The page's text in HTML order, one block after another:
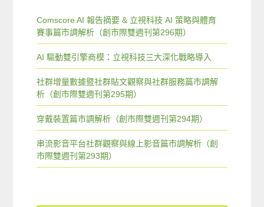
Comscore AI 報告摘要 & 立視科技 AI 策略與體育
賽事篇市調解析（創市際雙週刊第296期）
AI 驅動雙引擎商模：立視科技三大深化戰略導入
社群增量數據暨社群貼文觀察與社群服務篇市調解
析（創市際雙週刊第295期）
穿戴裝置篇市調解析（創市際雙週刊第294期）
串流影音平台社群觀察與線上影音篇市調解析（創
市際雙週刊第293期）